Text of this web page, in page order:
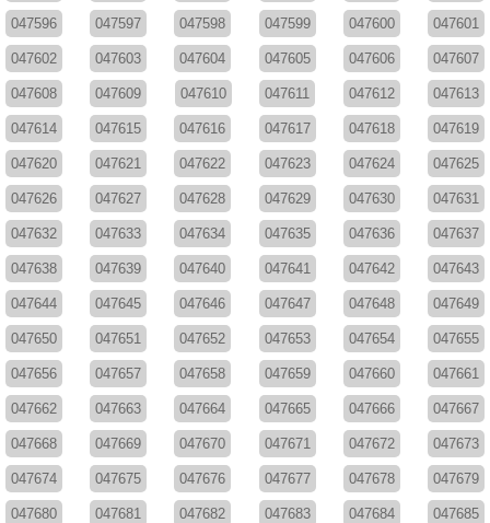
047596 047597 047598 047599 047600 047601
047602 047603 047604 047605 047606 047607
047608 047609 047610 047611 047612 047613
047614 047615 047616 047617 047618 047619
047620 047621 047622 047623 047624 047625
047626 047627 047628 047629 047630 047631
047632 047633 047634 047635 047636 047637
047638 047639 047640 047641 047642 047643
047644 047645 047646 047647 047648 047649
047650 047651 047652 047653 047654 047655
047656 047657 047658 047659 047660 047661
047662 047663 047664 047665 047666 047667
047668 047669 047670 047671 047672 047673
047674 047675 047676 047677 047678 047679
047680 047681 047682 047683 047684 047685